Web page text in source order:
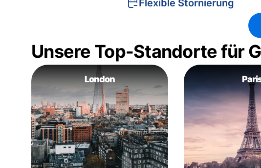
Flexible Stornierung
Unsere Top-Standorte für
London